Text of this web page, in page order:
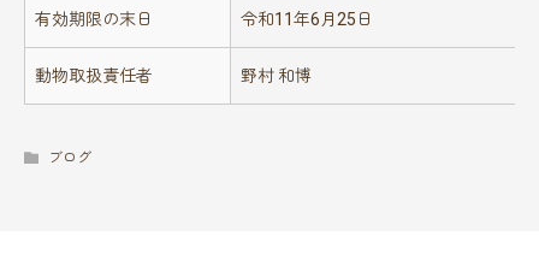
有効期限の末日 令和11年6月25日
動物取扱責任者 野村 和博
ブログ